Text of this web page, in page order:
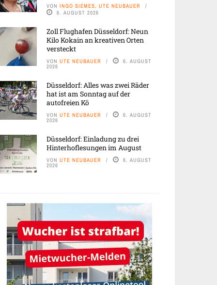
VON INGO SIEMES, UTE NEUBAUER
6. AUGUST 2026
Zoll Flughafen Düsseldorf: Neun
Kilo Kokain an kreativen Orten
versteckt
VON UTE NEUBAUER 6. AUGUST
2026
Düsseldorf: Alles was zwei Räder
hat ist am Sonntag auf der
autofreien Kö
VON UTE NEUBAUER 6. AUGUST
2026
Düsseldorf: Einladung zu drei
Hinterhoflesungen im August
VON UTE NEUBAUER 6. AUGUST
2026